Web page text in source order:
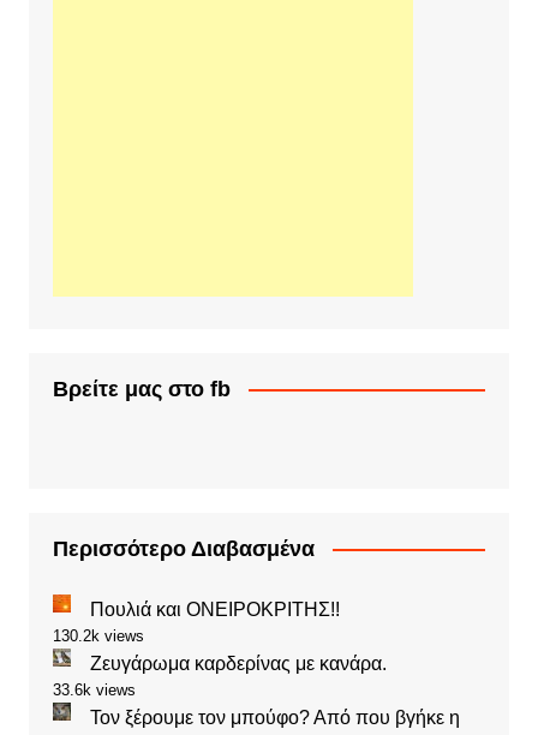
Βρείτε μας στο fb
Περισσότερο Διαβασμένα
Πουλιά και ΟΝΕΙΡΟΚΡΙΤΗΣ!!
130.2k views
Ζευγάρωμα καρδερίνας με κανάρα.
33.6k views
Τον ξέρουμε τον μπούφο? Από που βγήκε η